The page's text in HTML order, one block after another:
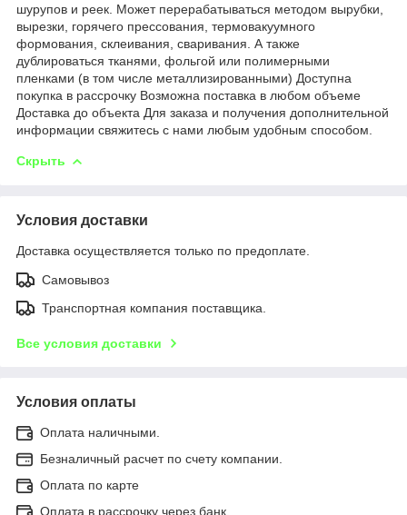
шурупов и реек. Может перерабатываться методом вырубки,
вырезки, горячего прессования, термовакуумного
формования, склеивания, сваривания. А также
дублироваться тканями, фольгой или полимерными
пленками (в том числе металлизированными) Доступна
покупка в рассрочку Возможна поставка в любом объеме
Доставка до объекта Для заказа и получения дополнительной
информации свяжитесь с нами любым удобным способом.
Скрыть
Условия доставки
Доставка осуществляется только по предоплате.
Самовывоз
Транспортная компания поставщика.
Все условия доставки
Условия оплаты
Оплата наличными.
Безналичный расчет по счету компании.
Оплата по карте
Оплата в рассрочку через банк.